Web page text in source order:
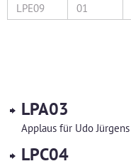
LPE09 01
LPA03
Applaus für Udo Jürgens
LPC04